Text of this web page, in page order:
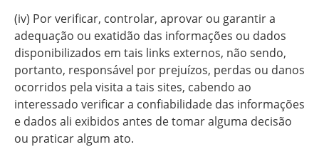
(iv) Por verificar, controlar, aprovar ou garantir a
adequação ou exatidão das informações ou dados
disponibilizados em tais links externos, não sendo,
portanto, responsável por prejuízos, perdas ou danos
ocorridos pela visita a tais sites, cabendo ao
interessado verificar a confiabilidade das informações
e dados ali exibidos antes de tomar alguma decisão
ou praticar algum ato.